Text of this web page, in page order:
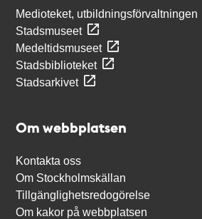
Medioteket, utbildningsförvaltningen
Stadsmuseet
Medeltidsmuseet
Stadsbiblioteket
Stadsarkivet
Om webbplatsen
Kontakta oss
Om Stockholmskällan
Tillgänglighetsredogörelse
Om kakor på webbplatsen